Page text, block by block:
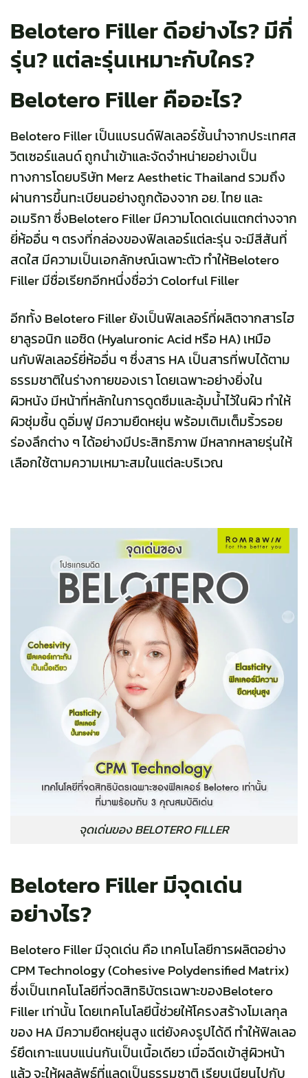
Belotero Filler ดีอย่างไร? มีกี่
รุ่น? แต่ละรุ่นเหมาะกับใคร?
Belotero Filler คืออะไร?
Belotero Filler เป็นแบรนด์ฟิลเลอร์ชั้นนำจากประเทศส
วิตเซอร์แลนด์ ถูกนำเข้าและจัดจำหน่ายอย่างเป็น
ทางการโดยบริษัท Merz Aesthetic Thailand รวมถึง
ผ่านการขึ้นทะเบียนอย่างถูกต้องจาก อย. ไทย และ
อเมริกา ซึ่งBelotero Fillerมีความโดดเด่นแตกต่างจาก
ยี่ห้ออื่น ๆ ตรงที่กล่องของฟิลเลอร์แต่ละรุ่น จะมีสีสันที่
สดใส มีความเป็นเอกลักษณ์เฉพาะตัว ทำให้Belotero
Filler มีชื่อเรียกอีกหนึ่งชื่อว่า Colorful Filler
อีกทั้ง Belotero Filler ยังเป็นฟิลเลอร์ที่ผลิตจากสารไฮ
ยาลูรอนิก แอซิด (Hyaluronic Acid หรือ HA) เหมือ
นกับฟิลเลอร์ยี่ห้ออื่น ๆ ซึ่งสาร HA เป็นสารที่พบได้ตาม
ธรรมชาติในร่างกายของเรา โดยเฉพาะอย่างยิ่งใน
ผิวหนัง มีหน้าที่หลักในการดูดซึมและอุ้มน้ำไว้ในผิว ทำให้
ผิวชุ่มชื้น ดูอิ่มฟู มีความยืดหยุ่น พร้อมเติมเต็มริ้วรอย
ร่องลึกต่าง ๆ ได้อย่างมีประสิทธิภาพ มีหลากหลายรุ่นให้
เลือกใช้ตามความเหมาะสมในแต่ละบริเวณ
จุดเด่นของ BELOTERO FILLER
Belotero Filler มีจุดเด่น
อย่างไร?
Belotero Filler มีจุดเด่น คือ เทคโนโลยีการผลิตอย่าง
CPM Technology(Cohesive Polydensified Matrix)
ซึ่งเป็นเทคโนโลยีที่จดสิทธิบัตรเฉพาะของBelotero
Filler เท่านั้น โดยเทคโนโลยีนี้ช่วยให้โครงสร้างโมเลกุล
ของ HA มีความยืดหยุ่นสูง แต่ยังคงรูปได้ดี ทำให้ฟิลเลอ
ร์ยึดเกาะแนบแน่นกันเป็นเนื้อเดียว เมื่อฉีดเข้าสู่ผิวหน้า
แล้ว จะให้ผลลัพธ์ที่แลดูเป็นธรรมชาติ เรียบเนียนไปกับ